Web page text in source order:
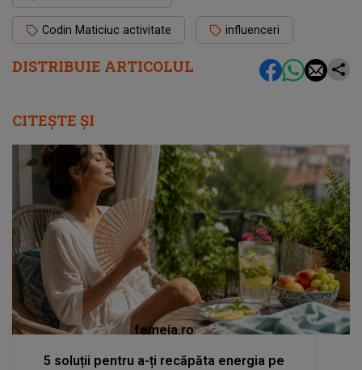
DISTRIBUIE ARTICOLUL
Codin Maticiuc activitate influenceri
CITEȘTE ȘI
femeia.ro
5 soluții pentru a-ți recăpăta energia pe